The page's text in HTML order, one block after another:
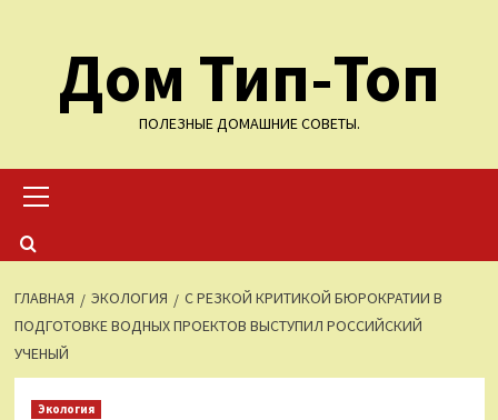
содержимомуДом Тип-Топ
ПОЛЕЗНЫЕ ДОМАШНИЕ СОВЕТЫ.
меню
ГЛАВНАЯ ЭКОЛОГИЯ
С РЕЗКОЙ КРИТИКОЙ БЮРОКРАТИИ В
ПОДГОТОВКЕ ВОДНЫХ ПРОЕКТОВ ВЫСТУПИЛ РОССИЙСКИЙ
УЧЕНЫЙ
Экология